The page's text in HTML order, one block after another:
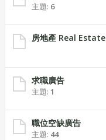
主題: 6
房地產 Real
求職廣告
主題: 1
職位空缺廣告
主題: 44